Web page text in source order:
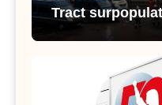
Tract